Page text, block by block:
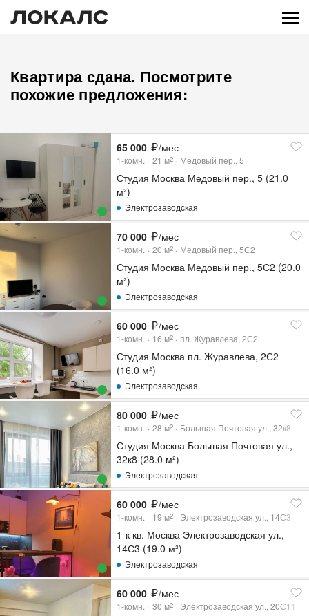
Квартира сдана. Посмотрите
похожие предложения:
65 000 /мес
1-комн. 21 м2 Медовый пер., 5
Студия Москва Медовый пер., 5 (21.0
м²)
Электрозаводская
70 000 /мес
1-комн. 20 м2 Медовый пер., 5С2
Студия Москва Медовый пер., 5С2 (20.0
м²)
Электрозаводская
60 000 /мес
1-комн. 16 м2 пл. Журавлева, 2С2
Студия Москва пл. Журавлева, 2С2
(16.0 м²)
Электрозаводская
80 000 /мес
1-комн. 28 м2 Большая Почтовая ул., 32к8
Студия Москва Большая Почтовая ул.,
32к8 (28.0 м²)
Электрозаводская
60 000 /мес
1-комн. 19 м2 Электрозаводская ул., 14С3
1-к кв. Москва Электрозаводская ул.,
14С3 (19.0 м²)
Электрозаводская
60 000 /мес
1-комн. 30 м2 Электрозаводская ул., 20С11